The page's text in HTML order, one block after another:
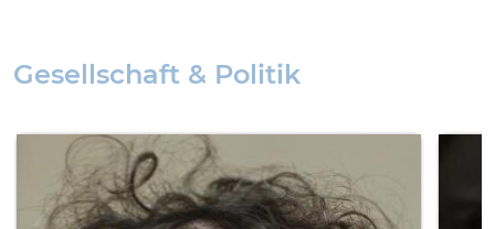
Gesellschaft & Politik